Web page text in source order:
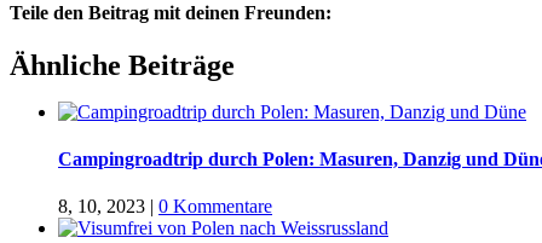
Teile den Beitrag mit deinen Freunden:
Facebook
Twitter
LinkedIn
Google+
Pinterest
Email
Ähnliche Beiträge
Campingroadtrip durch Polen: Masuren, Danzig und
8, 10, 2023 0 Kommentare